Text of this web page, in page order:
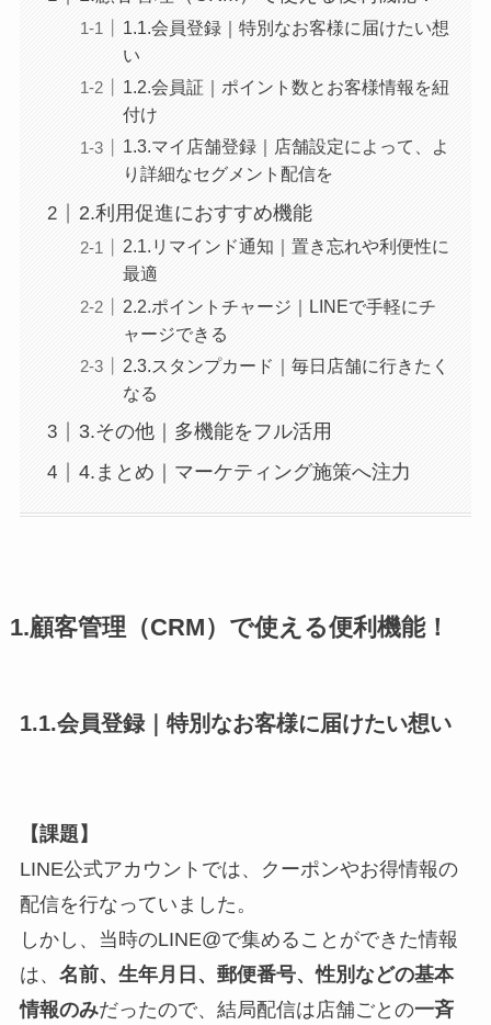
1.1.会員登録｜特別なお客様に届けたい想
い
1.2.会員証｜ポイント数とお客様情報を紐
付け
1.3.マイ店舗登録｜店舗設定によって、よ
り詳細なセグメント配信を
2.利用促進におすすめ機能
2.1.リマインド通知｜置き忘れや利便性に
最適
2.2.ポイントチャージ｜LINEで手軽にチ
ャージできる
2.3.スタンプカード｜毎日店舗に行きたく
なる
3.その他｜多機能をフル活用
4.まとめ｜マーケティング施策へ注力
1.顧客管理（CRM）で使える便利機能！
1.1.会員登録｜特別なお客様に届けたい想い
【課題】
LINE公式アカウントでは、クーポンやお得情報の
配信を行なっていました。
しかし、当時のLINE@で集めることができた情報
は、 名前、生年月日、郵便番号、性別などの基本
情報のみだったので、結局配信は店舗ごとの一斉